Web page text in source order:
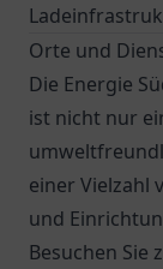
Orte und
Die Energie
ist nicht nur
einer Vielzahl
und
Besuchen Sie